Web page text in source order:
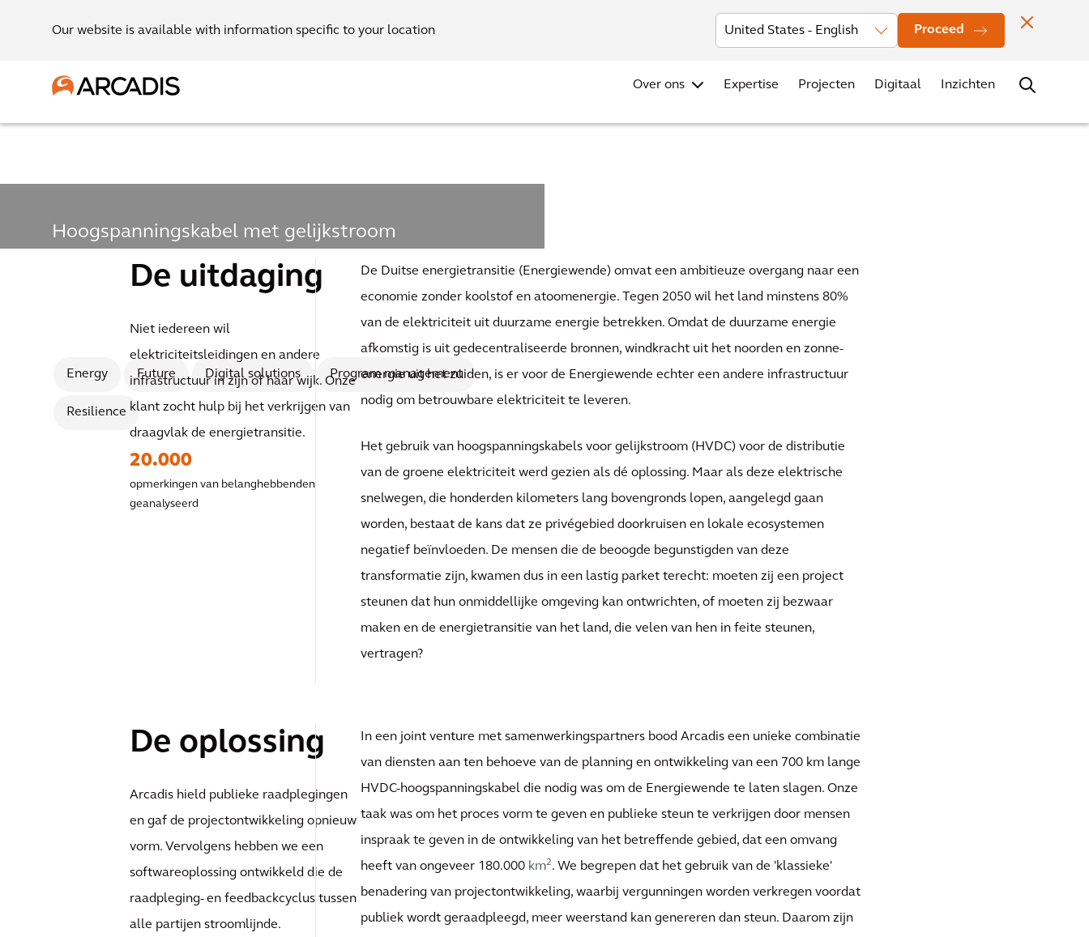
Our website is available with information specific to your location Proceed
Investors Nieuws Vestigingen Contact
Over ons Expertise Projecten Digitaal Inzichten
Hoogspanningskabel met gelijkstroom
Lokale steun verkrijgen voor
Duitslands nationale
energietransitieproject
Energy Future Digital solutions Program management
Resilience
De uitdaging
Niet iedereen wil
elektriciteitsleidingen en andere
infrastructuur in zijn of haar wijk. Onze
klant zocht hulp bij het verkrijgen van
draagvlak de energietransitie.
20.000
opmerkingen van belanghebbenden
geanalyseerd
De Duitse energietransitie (Energiewende) omvat een ambitieuze overgang naar een
economie zonder koolstof en atoomenergie. Tegen 2050 wil het land minstens 80%
van de elektriciteit uit duurzame energie betrekken. Omdat de duurzame energie
afkomstig is uit gedecentraliseerde bronnen, windkracht uit het noorden en zonne-
energie uit het zuiden, is er voor de Energiewende echter een andere infrastructuur
nodig om betrouwbare elektriciteit te leveren.
Het gebruik van hoogspanningskabels voor gelijkstroom (HVDC) voor de distributie
van de groene elektriciteit werd gezien als dé oplossing. Maar als deze elektrische
snelwegen, die honderden kilometers lang bovengronds lopen, aangelegd gaan
worden, bestaat de kans dat ze privégebied doorkruisen en lokale ecosystemen
negatief beïnvloeden. De mensen die de beoogde begunstigden van deze
transformatie zijn, kwamen dus in een lastig parket terecht: moeten zij een project
steunen dat hun onmiddellijke omgeving kan ontwrichten, of moeten zij bezwaar
maken en de energietransitie van het land, die velen van hen in feite steunen,
vertragen?
De oplossing
Arcadis hield publieke raadplegingen
en gaf de projectontwikkeling opnieuw
vorm. Vervolgens hebben we een
softwareoplossing ontwikkeld die de
raadpleging- en feedbackcyclus tussen
alle partijen stroomlijnde.
In een joint venture met samenwerkingspartners bood Arcadis een unieke combinatie
van diensten aan ten behoeve van de planning en ontwikkeling van een 700 km lange
HVDC-hoogspanningskabel die nodig was om de Energiewende te laten slagen. Onze
taak was om het proces vorm te geven en publieke steun te verkrijgen door mensen
inspraak te geven in de ontwikkeling van het betreffende gebied, dat een omvang
heeft van ongeveer 180.000 km2. We begrepen dat het gebruik van de 'klassieke'
benadering van projectontwikkeling, waarbij vergunningen worden verkregen voordat
publiek wordt geraadpleegd, meer weerstand kan genereren dan steun. Daarom zijn